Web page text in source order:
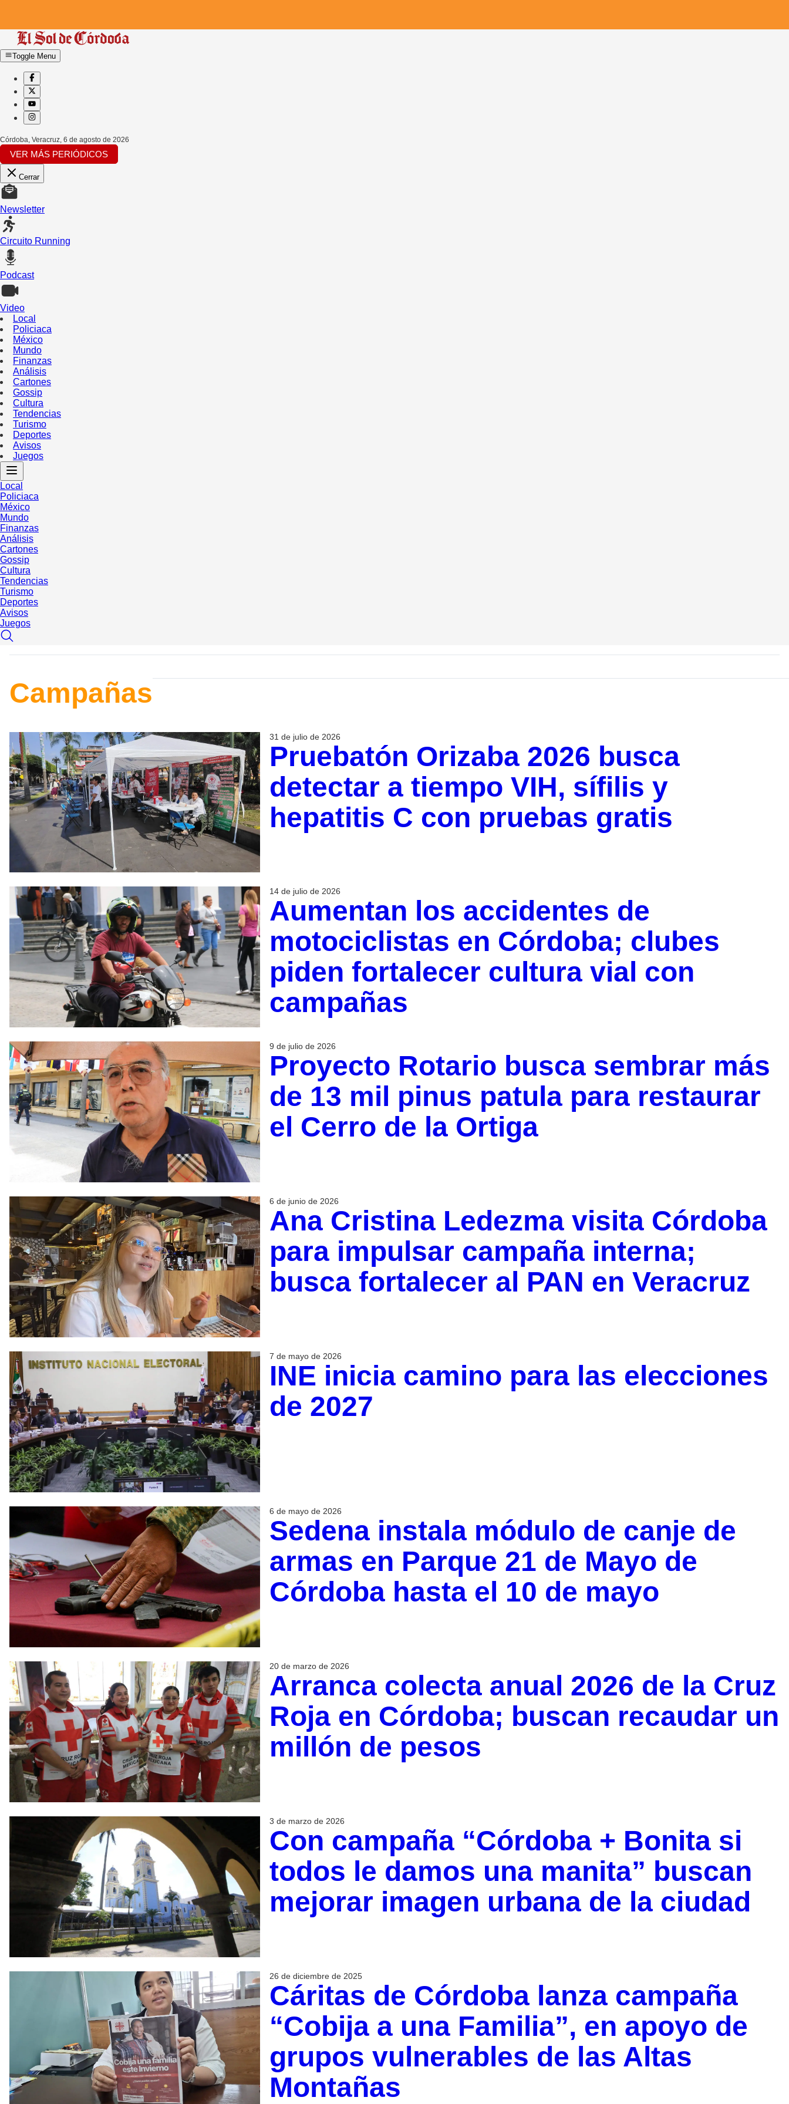
Toggle Menu
Córdoba, Veracruz 6 de agosto de 2026
VER MÁS PERIÓDICOS
Cerrar
Newsletter
Circuito Running
Podcast
Video
Local
Policiaca
México
Mundo
Finanzas
Análisis
Cartones
Gossip
Cultura
Tendencias
Turismo
Deportes
Avisos
Juegos
Local
Policiaca
México
Mundo
Finanzas
Análisis
Cartones
Gossip
Cultura
Tendencias
Turismo
Deportes
Avisos
Juegos
Campañas
31 de julio de 2026
Pruebatón Orizaba 2026 busca
detectar a tiempo VIH, sífilis y
hepatitis C con pruebas gratis
14 de julio de 2026
Aumentan los accidentes de
motociclistas en Córdoba; clubes
piden fortalecer cultura vial con
campañas
9 de julio de 2026
Proyecto Rotario busca sembrar más
de 13 mil pinus patula para restaurar
el Cerro de la Ortiga
6 de junio de 2026
Ana Cristina Ledezma visita Córdoba
para impulsar campaña interna;
busca fortalecer al PAN en Veracruz
7 de mayo de 2026
INE inicia camino para las elecciones
de 2027
6 de mayo de 2026
Sedena instala módulo de canje de
armas en Parque 21 de Mayo de
Córdoba hasta el 10 de mayo
20 de marzo de 2026
Arranca colecta anual 2026 de la Cruz
Roja en Córdoba; buscan recaudar un
millón de pesos
3 de marzo de 2026
Con campaña “Córdoba + Bonita si
todos le damos una manita” buscan
mejorar imagen urbana de la ciudad
26 de diciembre de 2025
Cáritas de Córdoba lanza campaña
“Cobija a una Familia”, en apoyo de
grupos vulnerables de las Altas
Montañas